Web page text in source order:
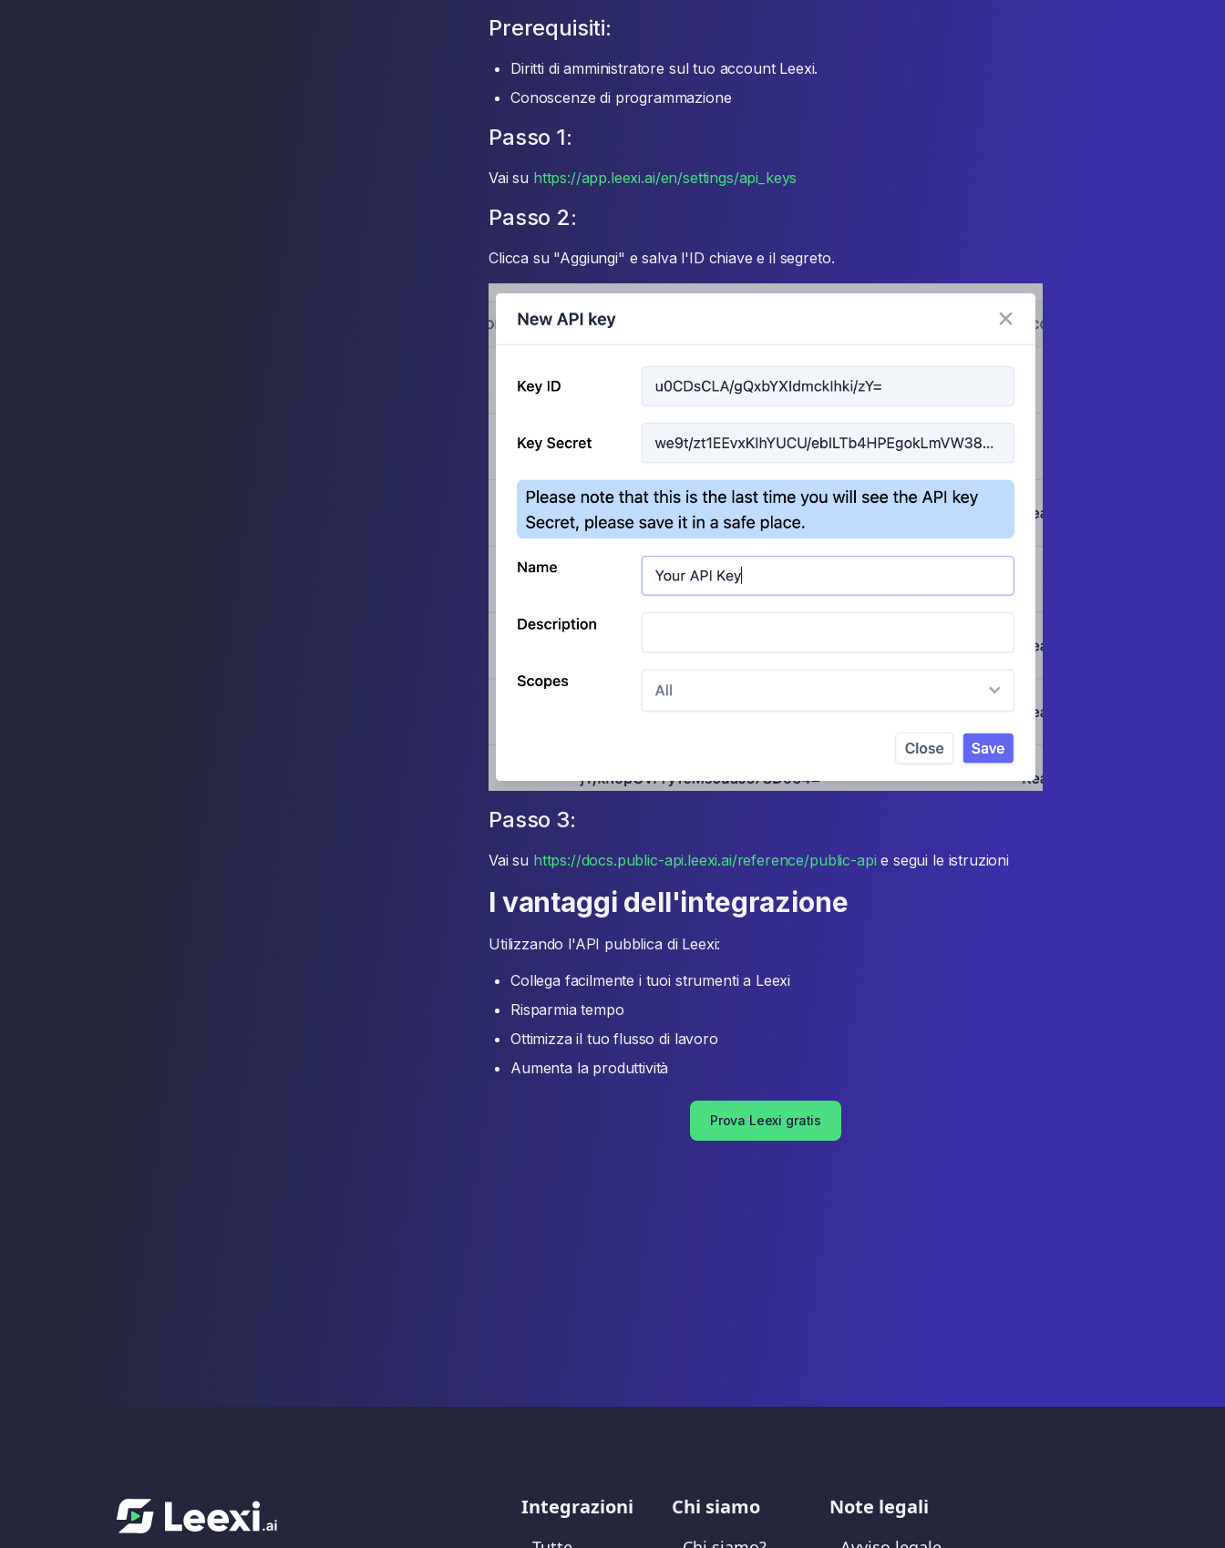
Prerequisiti:
Diritti di amministratore sul tuo account Leexi.
Conoscenze di programmazione
Passo 1:
Vai su https://app.leexi.ai/en/settings/api_keys
Passo 2:
Clicca su "Aggiungi" e salva l'ID chiave e il segreto.
Passo 3:
Vai su https://docs.public-api.leexi.ai/reference/public-api e segui le istruzioni
I vantaggi dell'integrazione
Utilizzando l'API pubblica di Leexi:
Collega facilmente i tuoi strumenti a Leexi
Risparmia tempo
Ottimizza il tuo flusso di lavoro
Aumenta la produttività
Prova Leexi gratis
Integrazioni Chi siamo Note legali